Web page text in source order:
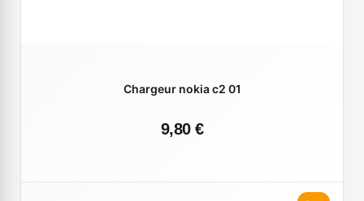
Chargeur nokia c2 01
9,80 €